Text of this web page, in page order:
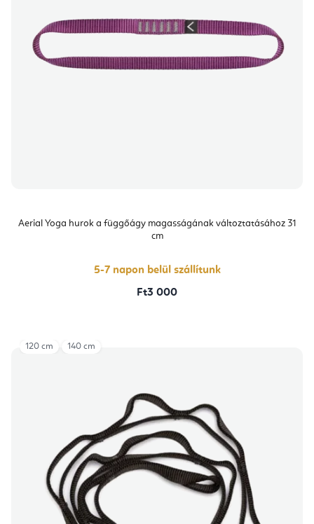
Aerial Yoga hurok a függőágy magasságának változtatásához 31
cm
5-7 napon belül szállítunk
Ft3 000
120 cm 140 cm